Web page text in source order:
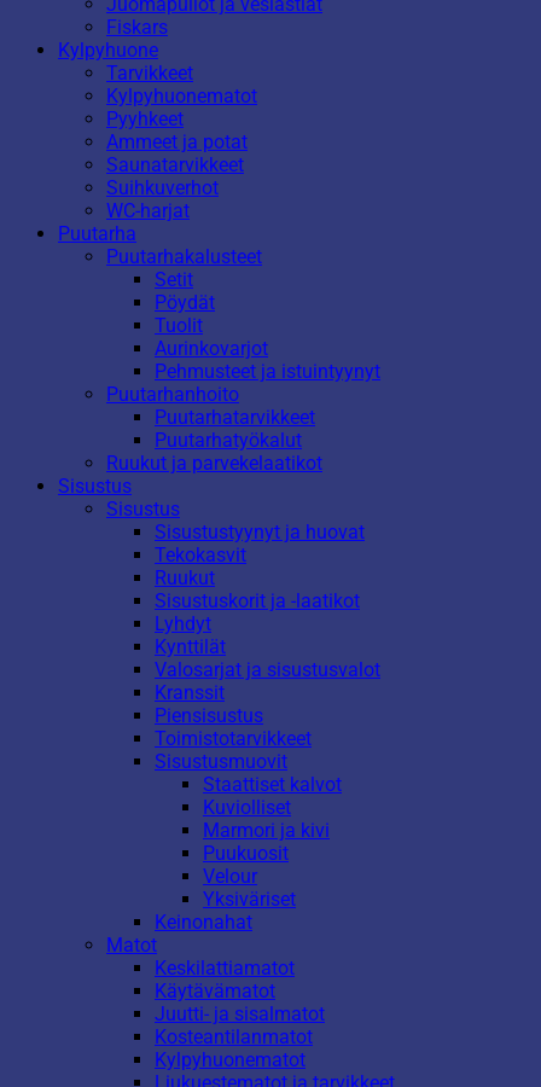
Fiskars
Kylpyhuone
Tarvikkeet
Kylpyhuonematot
Pyyhkeet
Ammeet ja potat
Saunatarvikkeet
Suihkuverhot
WC-harjat
Puutarha
Puutarhakalusteet
Setit
Pöydät
Tuolit
Aurinkovarjot
Pehmusteet ja istuintyynyt
Puutarhanhoito
Puutarhatarvikkeet
Puutarhatyökalut
Ruukut ja parvekelaatikot
Sisustus
Sisustus
Sisustustyynyt ja huovat
Tekokasvit
Ruukut
Sisustuskorit ja -laatikot
Lyhdyt
Kynttilät
Valosarjat ja sisustusvalot
Kranssit
Piensisustus
Toimistotarvikkeet
Sisustusmuovit
Staattiset kalvot
Kuviolliset
Marmori ja kivi
Puukuosit
Velour
Yksiväriset
Keinonahat
Matot
Keskilattiamatot
Käytävämatot
Juutti- ja sisalmatot
Kosteantilanmatot
Kylpyhuonematot